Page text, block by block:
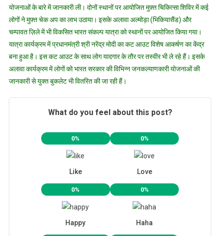
योजनाओं के बारे में जानकारी ली। दोनों स्थानों पर आयोजित मुफ़्त चिकित्सा शिविर में कई
लोगों ने मुफ़्त चेक अप का लाभ उठाया। इसके अलावा अल्मोड़ा (भिकियासैंड) और
चम्पावत ज़िले में भी विकसित भारत संकल्प यात्रा को स्थानों पर आयोजित किया गया।
यात्रा कार्यक्रम में प्रधानमंत्री श्री नरेंद्र मोदी का कट आउट विशेष आकर्षण का केंद्र
बना हुआ है। इस कट आउट के साथ लोग यादगार के तौर पर तस्वीर भी ले रहे हैं। इसके
अलावा कार्यक्रम में लोगों को भारत सरकार की विभिन्न जनकल्याणकारी योजनाओं की
जानकारी से युक्त बुकलेट भी वितरित की जा रही हैं।
What do you feel about this post?
0%
Like
0%
Love
0%
Happy
0%
Haha